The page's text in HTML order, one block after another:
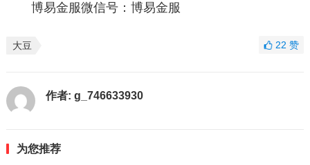
博易金服微信号：博易金服
大豆 22赞
作者: g_746633930
为您推荐